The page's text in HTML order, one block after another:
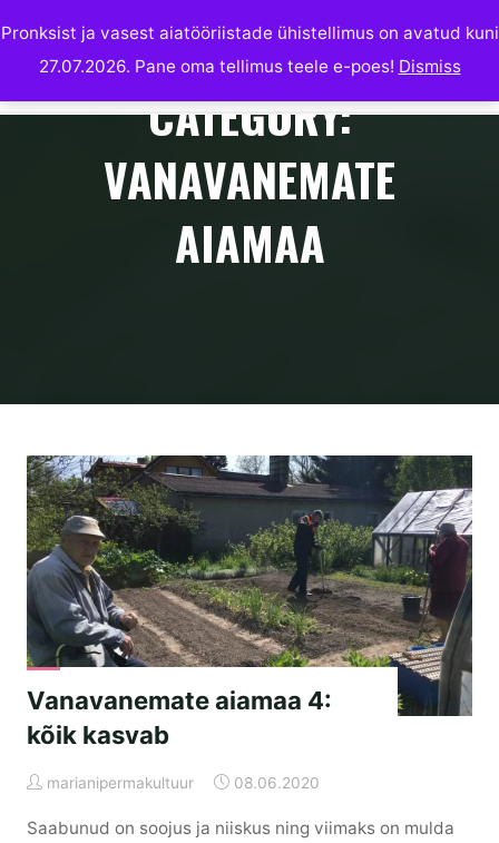
MARIANI PERMAKULTUUR
CATEGORY:
VANAVANEMATE
AIAMAA
Vanavanemate aiamaa 4:
kõik kasvab
marianipermakultuur 08.06.2020
Saabunud on soojus ja niiskus ning viimaks on mulda
Pronksist ja vasest aiatööriistade ühistellimus on avatud kuni
27.07.2026. Pane oma tellimus teele e-poes! Dismiss